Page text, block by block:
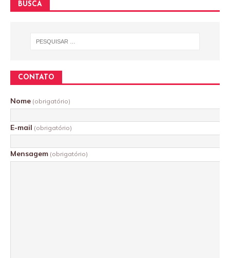
BUSCA
CONTATO
Nome (obrigatório)
E-mail (obrigatório)
Mensagem (obrigatório)